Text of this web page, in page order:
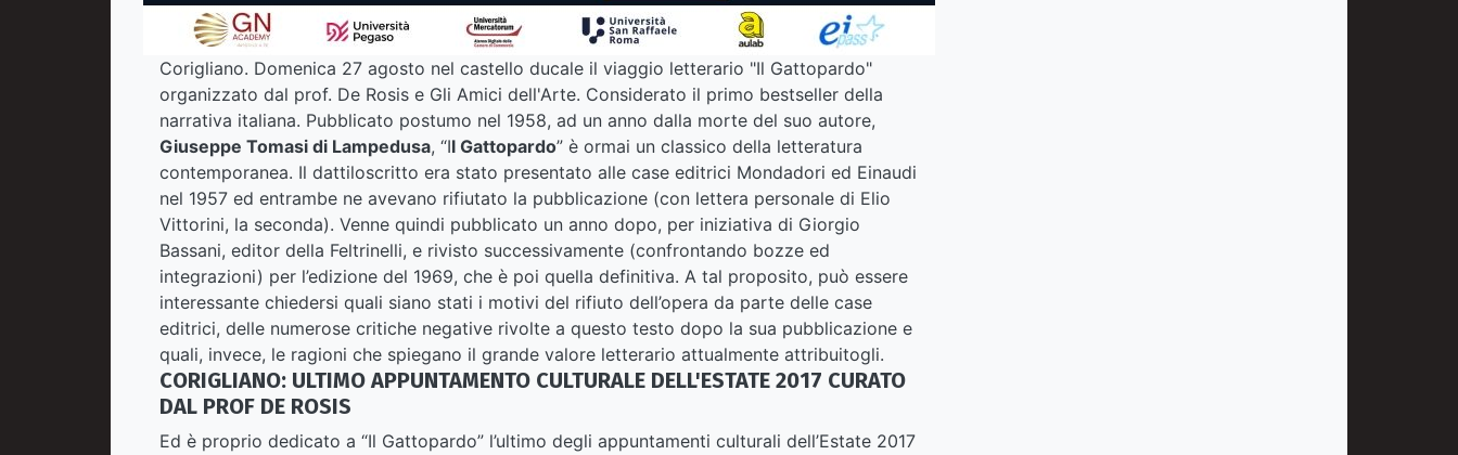
Corigliano. Domenica 27 agosto nel castello ducale il viaggio letterario "Il Gattopardo"
organizzato dal prof. De Rosis e Gli Amici dell'Arte. Considerato il primo bestseller della
narrativa italiana. Pubblicato postumo nel 1958, ad un anno dalla morte del suo autore,
Giuseppe Tomasi di Lampedusa, “Il Gattopardo” è ormai un classico della letteratura
contemporanea. Il dattiloscritto era stato presentato alle case editrici Mondadori ed Einaudi
nel 1957 ed entrambe ne avevano rifiutato la pubblicazione (con lettera personale di Elio
Vittorini, la seconda). Venne quindi pubblicato un anno dopo, per iniziativa di Giorgio
Bassani, editor della Feltrinelli, e rivisto successivamente (confrontando bozze ed
integrazioni) per l’edizione del 1969, che è poi quella definitiva. A tal proposito, può essere
interessante chiedersi quali siano stati i motivi del rifiuto dell’opera da parte delle case
editrici, delle numerose critiche negative rivolte a questo testo dopo la sua pubblicazione e
quali, invece, le ragioni che spiegano il grande valore letterario attualmente attribuitogli.
CORIGLIANO: ULTIMO APPUNTAMENTO CULTURALE DELL'ESTATE 2017 CURATO
DAL PROF DE ROSIS
Ed è proprio dedicato a “Il Gattopardo” l’ultimo degli appuntamenti culturali dell’Estate 2017